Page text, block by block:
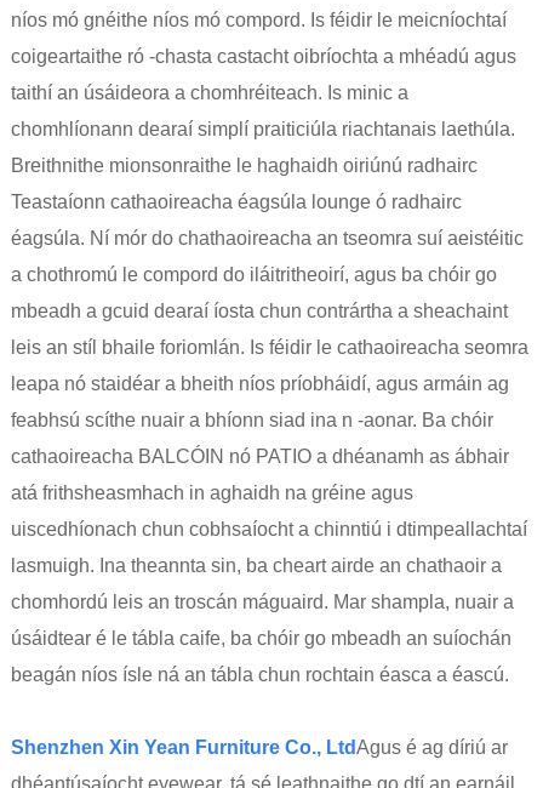
níos mó gnéithe níos mó compord. Is féidir le meicníochtaí
coigeartaithe ró -chasta castacht oibríochta a mhéadú agus
taithí an úsáideora a chomhréiteach. Is minic a
chomhlíonann dearaí simplí praiticiúla riachtanais laethúla.
Breithnithe mionsonraithe le haghaidh oiriúnú radhairc
Teastaíonn cathaoireacha éagsúla lounge ó radhairc
éagsúla. Ní mór do chathaoireacha an tseomra suí aeistéitic
a chothromú le compord do iláitritheoirí, agus ba chóir go
mbeadh a gcuid dearaí íosta chun contrártha a sheachaint
leis an stíl bhaile foriomlán. Is féidir le cathaoireacha seomra
leapa nó staidéar a bheith níos príobháidí, agus armáin ag
feabhsú scíthe nuair a bhíonn siad ina n -aonar. Ba chóir
cathaoireacha BALCÓIN nó PATIO a dhéanamh as ábhair
atá frithsheasmhach in aghaidh na gréine agus
uiscedhíonach chun cobhsaíocht a chinntiú i dtimpeallachtaí
lasmuigh. Ina theannta sin, ba cheart airde an chathaoir a
chomhordú leis an troscán máguaird. Mar shampla, nuair a
úsáidtear é le tábla caife, ba chóir go mbeadh an suíochán
beagán níos ísle ná an tábla chun rochtain éasca a éascú.
Shenzhen Xin Yean Furniture Co., LtdAgus é ag díriú ar
dhéantúsaíocht eyewear, tá sé leathnaithe go dtí an earnáil